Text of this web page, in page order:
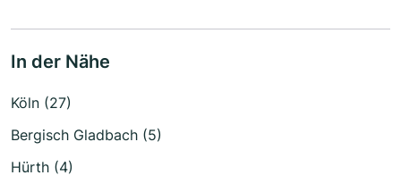
In der Nähe
Köln (27)
Bergisch Gladbach (5)
Hürth (4)